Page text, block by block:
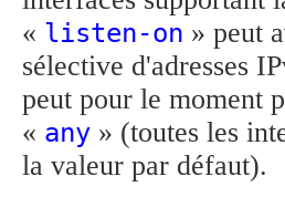
« listen-on » peut
sélective d'adresses
peut pour le moment
« any » (toutes les
la valeur par défaut).